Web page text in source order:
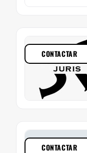
CONTACTAR
CONTACTAR